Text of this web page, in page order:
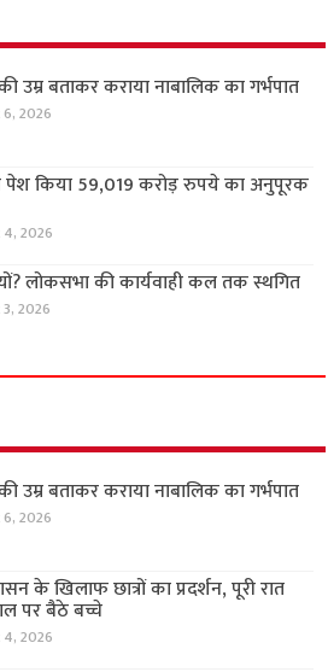
उम्र बताकर कराया नाबालिक का गर्भपात
2026
पेश किया 59,019 करोड़ रुपये का अनुपूरक
2026
लोकसभा की कार्यवाही कल तक स्थगित
2026
उम्र बताकर कराया नाबालिक का गर्भपात
2026
के खिलाफ छात्रों का प्रदर्शन, पूरी रात
पर बैठे बच्चे
2026